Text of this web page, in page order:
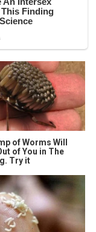
of Worms Will
of You in The
Try it